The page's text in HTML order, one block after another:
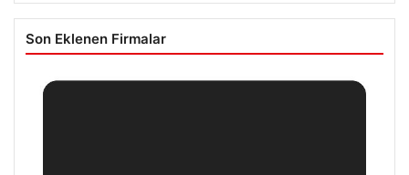
Son Eklenen Firmalar